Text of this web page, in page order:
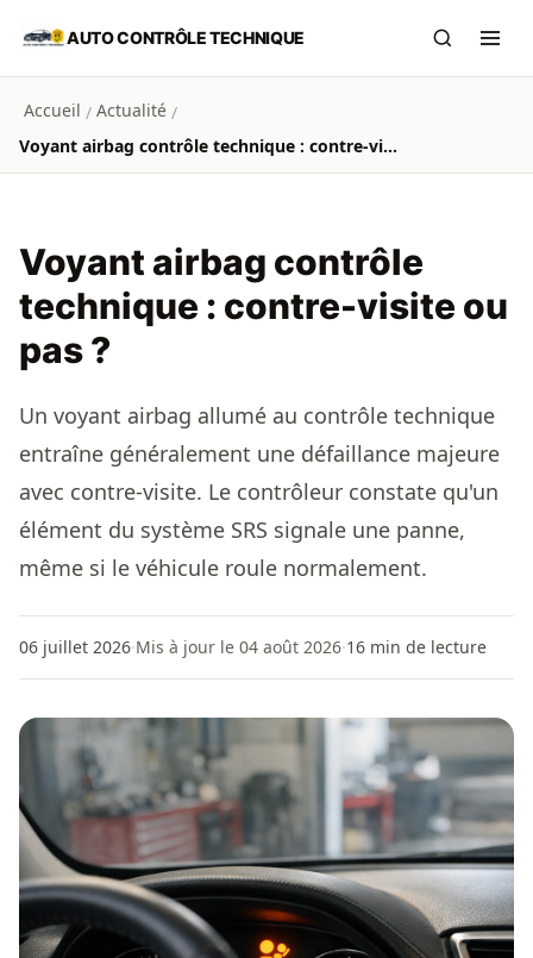
Aller au contenu principal
AUTO CONTRÔLE TECHNIQUE
Accueil / Actualité /
Voyant airbag contrôle technique : contre-visite ou pas ?
Voyant airbag contrôle
technique : contre-visite ou
pas ?
Un voyant airbag allumé au contrôle technique
entraîne généralement une défaillance majeure
avec contre-visite. Le contrôleur constate qu'un
élément du système SRS signale une panne,
même si le véhicule roule normalement.
06 juillet 2026·Mis à jour le 04 août 2026·16 min de lecture